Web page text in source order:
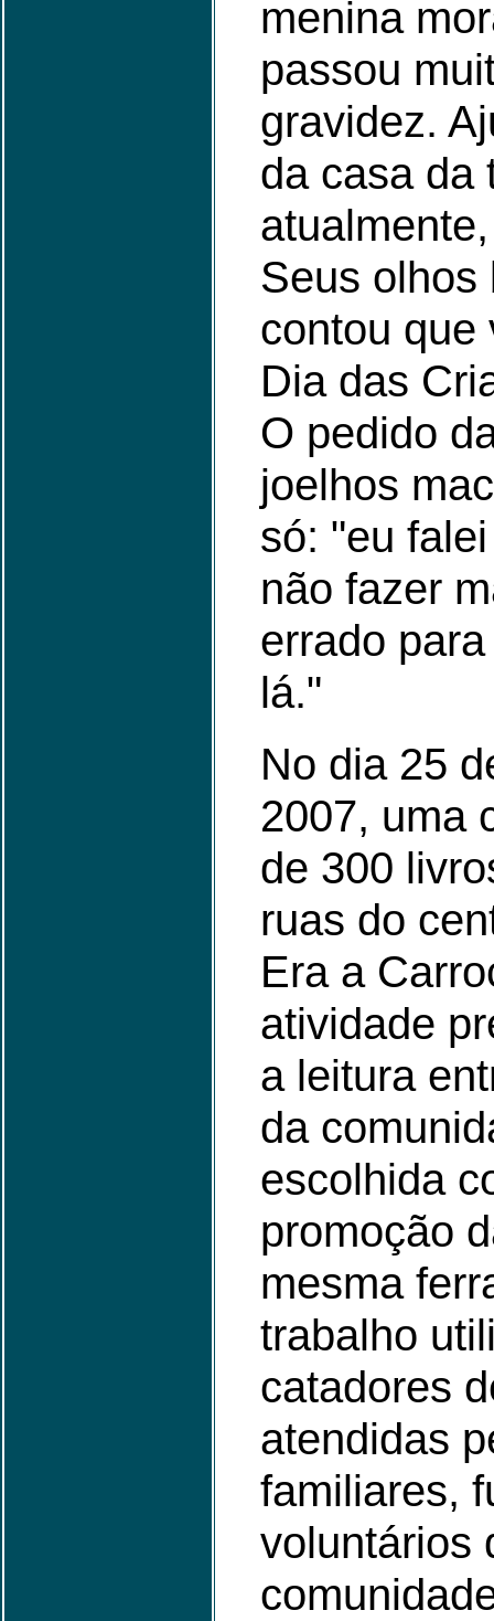
menina
passou
gravidez.
da casa da
Seus olhos
contou que
Dia das
O pedido
joelhos
só: "eu
não fazer
errado
lá."
No dia 25
2007, uma
de 300
ruas do
Era a
atividade
a leitura
da
escolhida
promoção
mesma
trabalho
catadores
atendidas
familiares,
voluntários